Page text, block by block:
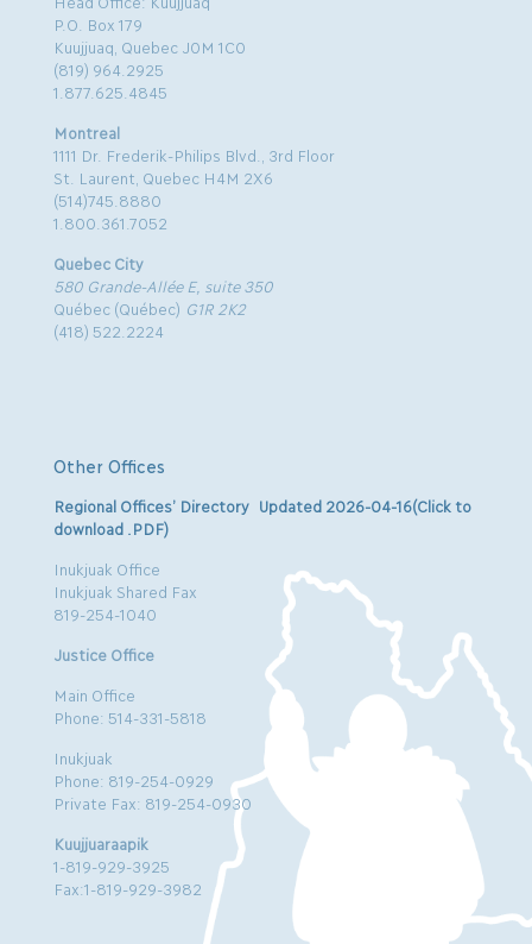
P.O. Box 179
Kuujjuaq, Quebec J0M 1C0
(819) 964.2925
1.877.625.4845
Montreal
1111 Dr. Frederik-Philips Blvd., 3rd Floor
St. Laurent, Quebec H4M 2X6
(514)745.8880
1.800.361.7052
Quebec City
580 Grande-Allée E, suite 350
Québec (Québec) G1R 2K2
(418) 522.2224
Other Offices
Regional Offices’ Directory Updated 2026-04-16(Click to
download .PDF)
Inukjuak Office
Inukjuak Shared Fax
819-254-1040
Justice Office
Main Office
Phone: 514-331-5818
Inukjuak
Phone: 819-254-0929
Private Fax: 819-254-0930
Kuujjuaraapik
1-819-929-3925
Fax:1-819-929-3982